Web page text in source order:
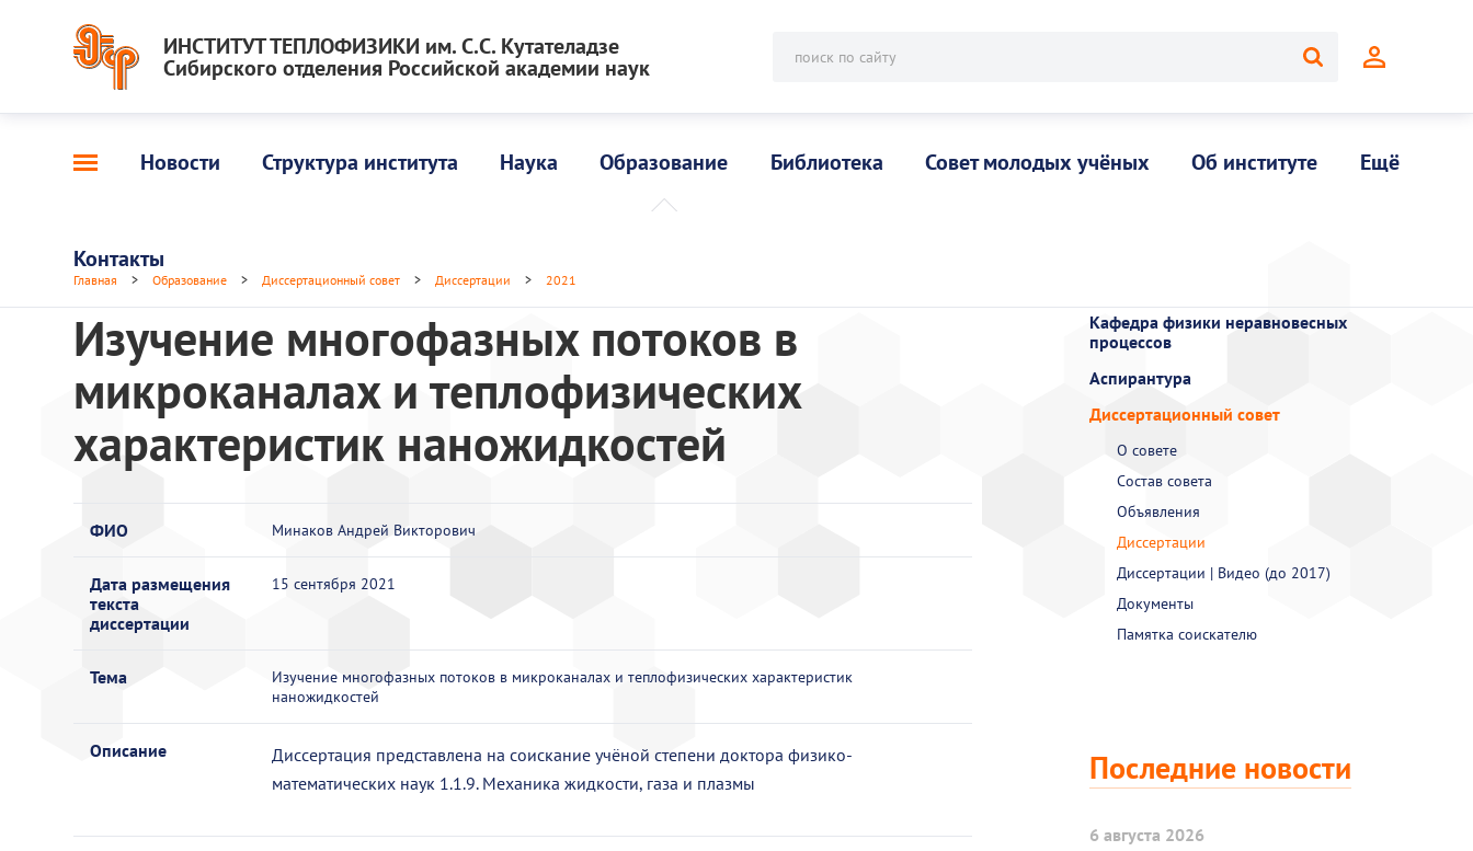
ИНСТИТУТ ТЕПЛОФИЗИКИ им. С.С. Кутателадзе
Сибирского отделения Российской академии наук поиск по сайту
Новости Структура института Наука Образование Библиотека Совет молодых учёных Об институте Ещё
Контакты
Главная > Образование > Диссертационный совет > Диссертации > 2021
Изучение многофазных потоков в
микроканалах и теплофизических
характеристик наножидкостей
ФИО Минаков Андрей Викторович
Дата размещения
текста
диссертации
15 сентября 2021
Тема
Изучение многофазных потоков в микроканалах и теплофизических характеристик
наножидкостей
Описание
Диссертация представлена на соискание учёной степени доктора физико-
математических наук 1.1.9. Механика жидкости, газа и плазмы
Кафедра физики неравновесных
процессов
Аспирантура
Диссертационный совет
О совете
Состав совета
Объявления
Диссертации
Диссертации | Видео (до 2017)
Документы
Памятка соискателю
Последние новости
6 августа 2026